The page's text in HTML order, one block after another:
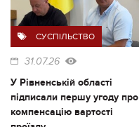
СУСПІЛЬСТВО
31.07.26
У Рівненській області
підписали першу угоду про
компенсацію вартості